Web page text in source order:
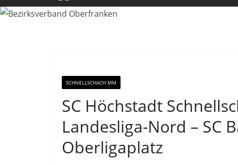
SCHNELLSCHACH MM
SC Höchstadt
Landesliga-Nord – SC
Oberligaplatz